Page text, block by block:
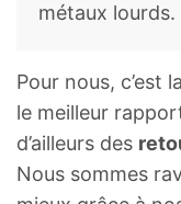
métaux lourds.
Pour nous, c’est
le meilleur
d’ailleurs des
Nous sommes